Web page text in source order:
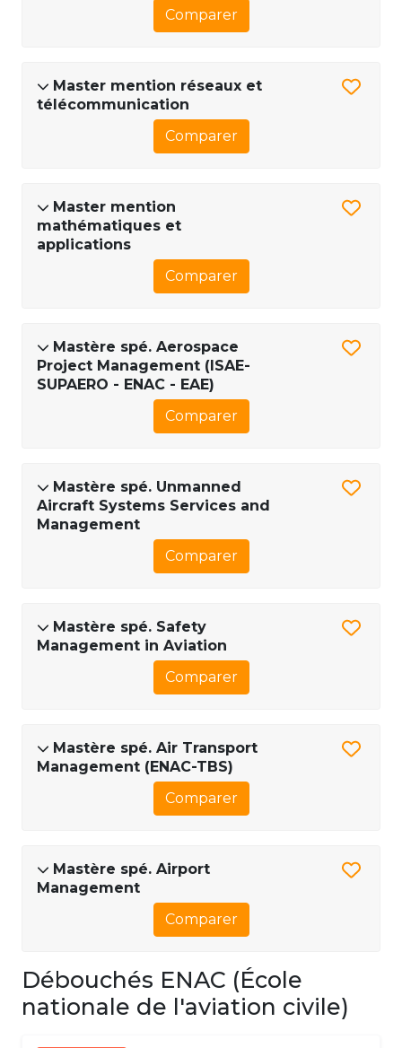
Comparer
Master mention réseaux et
télécommunication
Comparer
Master mention
mathématiques et
applications
Comparer
Mastère spé. Aerospace
Project Management (ISAE-
SUPAERO - ENAC - EAE)
Comparer
Mastère spé. Unmanned
Aircraft Systems Services and
Management
Comparer
Mastère spé. Safety
Management in Aviation
Comparer
Mastère spé. Air Transport
Management (ENAC-TBS)
Comparer
Mastère spé. Airport
Management
Comparer
Débouchés ENAC (École
nationale de l'aviation civile)